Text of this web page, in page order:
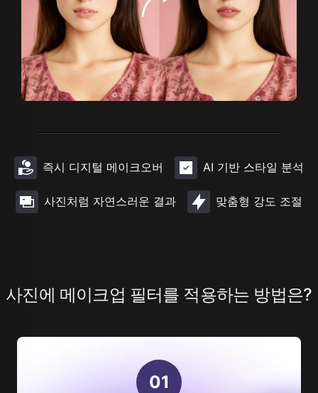
즉시 디지털 메이크오버 AI 기반 스타일 분석
사진처럼 자연스러운 결과 맞춤형 강도 조절
사진에 메이크업 필터를 적용하는 방법은?
01